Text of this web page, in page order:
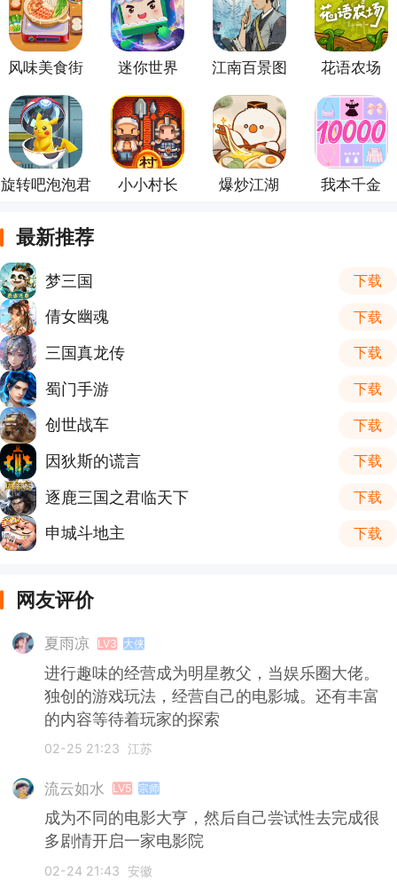
风味美食街 迷你世界 江南百景图 花语农场
旋转吧泡泡君 小小村长 爆炒江湖 我本千金
最新推荐
梦三国 下载
倩女幽魂 下载
三国真龙传 下载
蜀门手游 下载
创世战车 下载
因狄斯的谎言 下载
逐鹿三国之君临天下 下载
申城斗地主 下载
网友评价
夏雨凉 LV3 大侠
进行趣味的经营成为明星教父，当娱乐圈大佬。
独创的游戏玩法，经营自己的电影城。还有丰富
的内容等待着玩家的探索
02-25 21:23 江苏
流云如水 LV5 宗师
成为不同的电影大亨，然后自己尝试性去完成很
多剧情开启一家电影院
02-24 21:43 安徽